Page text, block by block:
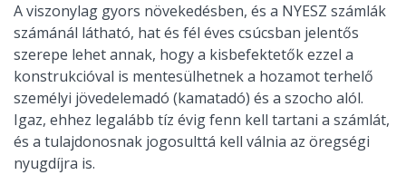
A viszonylag gyors növekedésben, és a NYESZ számlák
számánál látható, hat és fél éves csúcsban jelentős
szerepe lehet annak, hogy a kisbefektetők ezzel a
konstrukcióval is mentesülhetnek a hozamot terhelő
személyi jövedelemadó (kamatadó) és a szocho alól.
Igaz, ehhez legalább tíz évig fenn kell tartani a számlát,
és a tulajdonosnak jogosulttá kell válnia az öregségi
nyugdíjra is.